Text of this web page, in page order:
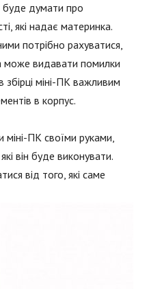
буде думати про
які надає материнка.
потрібно рахуватися,
може видавати помилки
міні-ПК важливим
в корпус.
міні-ПК своїми руками,
він буде виконувати.
від того, які саме